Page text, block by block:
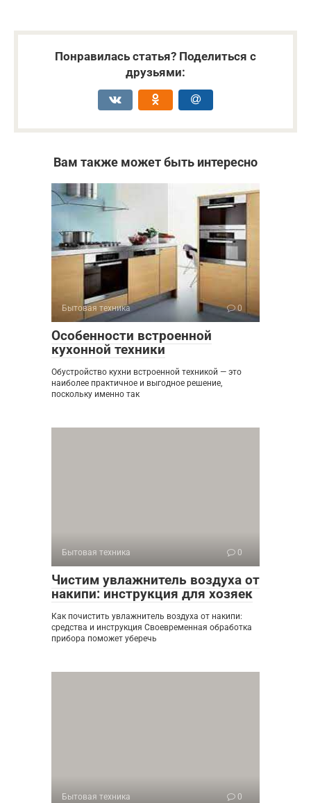
Понравилась статья? Поделиться с
друзьями:
Вам также может быть интересно
Бытовая техника 0
Особенности встроенной
кухонной техники
Обустройство кухни встроенной техникой — это
наиболее практичное и выгодное решение,
поскольку именно так
Бытовая техника 0
Чистим увлажнитель воздуха от
накипи: инструкция для хозяек
Как почистить увлажнитель воздуха от накипи:
средства и инструкция Своевременная обработка
прибора поможет уберечь
Бытовая техника 0